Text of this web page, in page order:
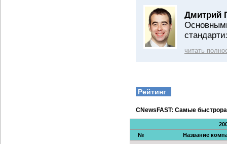
Дмитрий
читать
Рейтинг
CNewsFAST: Самые
№
Название